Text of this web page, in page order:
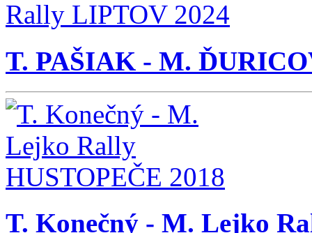
T. PAŠIAK - M.
T. Konečný - M. Lejko